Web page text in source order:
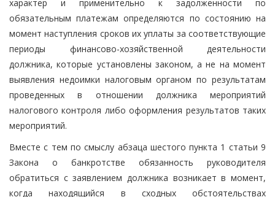
характер и применительно к задолженности по
обязательным платежам определяются по состоянию на
момент наступления сроков их уплаты за соответствующие
периоды финансово-хозяйственной деятельности
должника, которые установлены законом, а не на момент
выявления недоимки налоговым органом по результатам
проведенных в отношении должника мероприятий
налогового контроля либо оформления результатов таких
мероприятий.
Вместе с тем по смыслу абзаца шестого пункта 1 статьи 9
Закона о банкротстве обязанность руководителя
обратиться с заявлением должника возникает в момент,
когда находящийся в сходных обстоятельствах